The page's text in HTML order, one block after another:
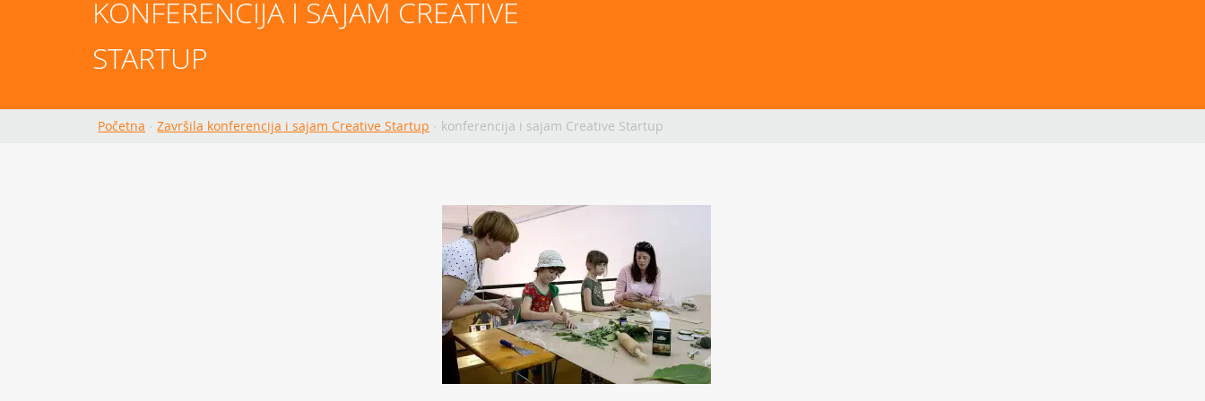
KONFERENCIJA I SAJAM CREATIVE
STARTUP
Početna ·Završila konferencija i sajam Creative Startup · konferencija i sajam Creative Startup